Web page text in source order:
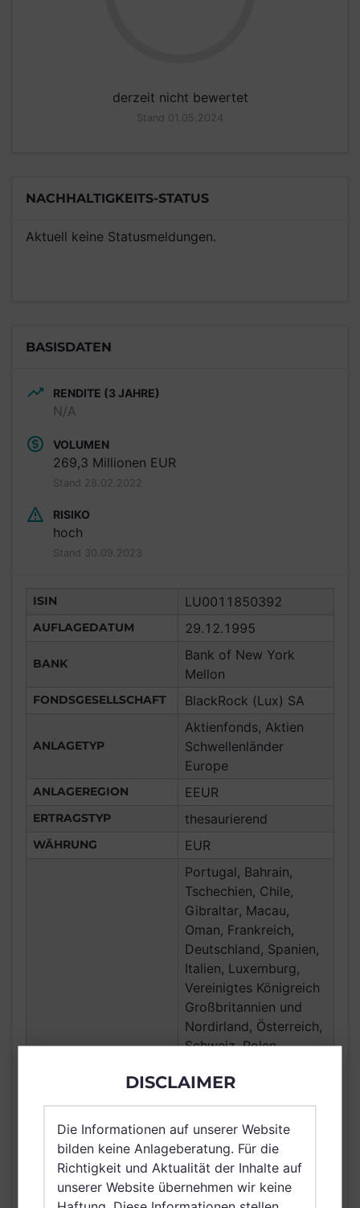
derzeit nicht bewertet
Stand 01.05.2024
NACHHALTIGKEITS-STATUS
Aktuell keine Statusmeldungen.
BASISDATEN
RENDITE (3 JAHRE)
N/A
VOLUMEN
269,3 Millionen EUR
Stand 28.02.2022
RISIKO
hoch
Stand 30.09.2023
ISIN LU0011850392
AUFLAGEDATUM 29.12.1995
BANK
Bank of New York
Mellon
FONDSGESELLSCHAFT BlackRock (Lux) SA
ANLAGETYP
Aktienfonds, Aktien
Schwellenländer
Europe
ANLAGEREGION EEUR
ERTRAGSTYP thesaurierend
WÄHRUNG EUR
VERTRIEBSZULASSUNG
Portugal, Bahrain,
Tschechien, Chile,
Gibraltar, Macau,
Oman, Frankreich,
Deutschland, Spanien,
Italien, Luxemburg,
Vereinigtes Königreich
Großbritannien und
Nordirland, Österreich,
Schweiz, Polen,
Hong Kong, Ungarn,
Island, Slowakei,
Schweden, Irland,
Korea (Republik),
Belgien, Taiwan
(Provinz Chinas),
Netherlands (Kingdom
DISCLAIMER
Die Informationen auf unserer Website
bilden keine Anlageberatung. Für die
Richtigkeit und Aktualität der Inhalte auf
unserer Website übernehmen wir keine